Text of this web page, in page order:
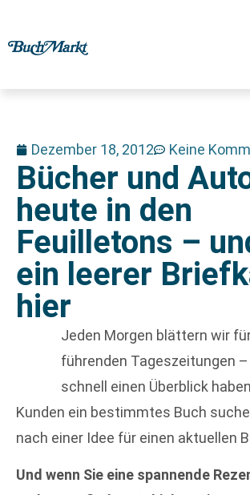
Dezember 18, 2012 Keine
Bücher und
heute in den
Feuilletons –
ein leerer
hier
Jeden Morgen blättern wir
führenden Tageszeitungen
schnell einen Überblick
Kunden ein bestimmtes Buch
nach einer Idee für einen aktuellen
Und wenn Sie eine spannende